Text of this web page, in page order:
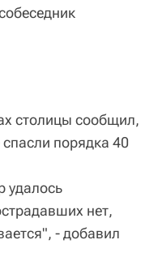
столицы сообщил,
порядка 40
удалось
нет,
- добавил